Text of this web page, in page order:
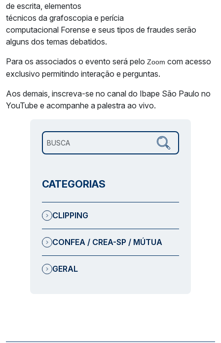
de escrita, elementos
técnicos da grafoscopia e perícia
computacional Forense e seus tipos de fraudes serão
alguns dos temas debatidos.
Para os associados o evento será pelo Zoom com acesso
exclusivo permitindo interação e perguntas.
Aos demais, inscreva-se no canal do Ibape São Paulo no
YouTube e acompanhe a palestra ao vivo.
Pesquisar por:
CATEGORIAS
CLIPPING
CONFEA / CREA-SP / MÚTUA
GERAL